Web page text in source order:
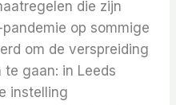
die zijn
op sommige
om de verspreiding
gaan: in Leeds
instelling